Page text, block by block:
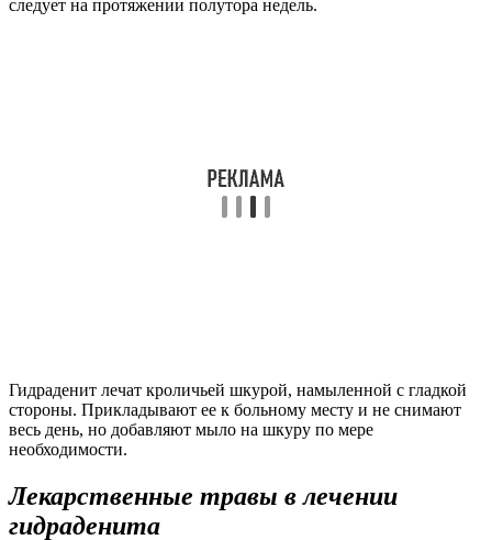
следует на протяжении полутора недель.
Гидраденит лечат кроличьей шкурой, намыленной с гладкой
стороны. Прикладывают ее к больному месту и не снимают
весь день, но добавляют мыло на шкуру по мере
необходимости.
Лекарственные травы в лечении
гидраденита